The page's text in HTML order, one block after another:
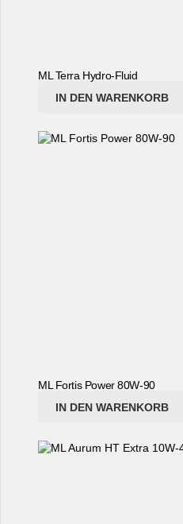
ML Terra Hydro-Fluid
IN DEN WARENKORB
ML Fortis Power 80W-90
IN DEN WARENKORB